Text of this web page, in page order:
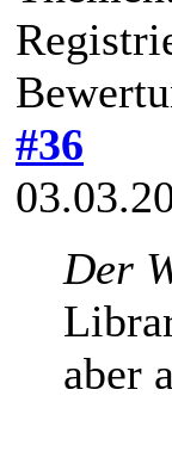
#36
Der
aber